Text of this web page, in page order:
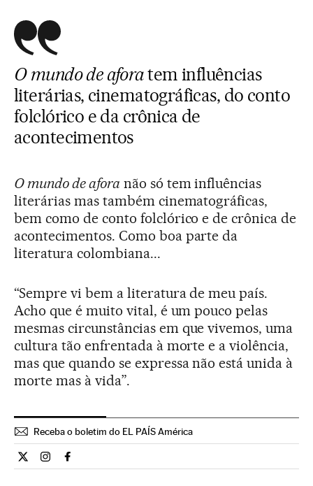
O mundo de aforatem influências
literárias, cinematográficas, do conto
folclórico e da crônica de
acontecimentos
O mundo de afora não só tem influências
literárias mas também cinematográficas,
bem como de conto folclórico e de crônica de
acontecimentos. Como boa parte da
literatura colombiana...
“Sempre vi bem a literatura de meu país.
Acho que é muito vital, é um pouco pelas
mesmas circunstâncias em que vivemos, uma
cultura tão enfrentada à morte e a violência,
mas que quando se expressa não está unida à
morte mas à vida”.
Receba o boletim do EL PAÍS América
Cultura El País Brasil en Twitter
Cultura El País Brasil en Instagram
Cultura El País Brasil en Facebook